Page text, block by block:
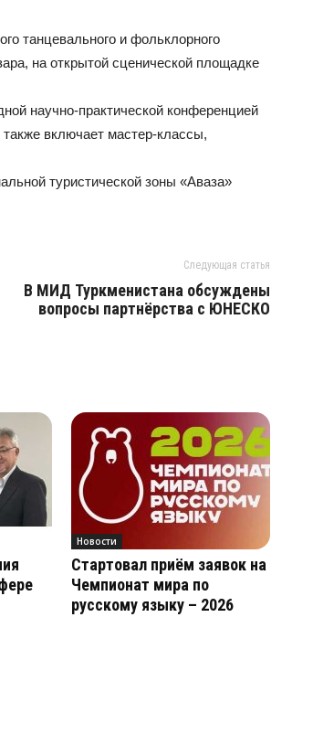
танцевального и фольклорного
на открытой сценической площадке
научно-практической конференцией
включает мастер-классы,
туристической зоны «Аваза»
Следующая статья
В МИД Туркменистана обсуждены
вопросы партнёрства с ЮНЕСКО
Новости
Стартовал приём заявок на
Чемпионат мира по
русскому языку – 2026